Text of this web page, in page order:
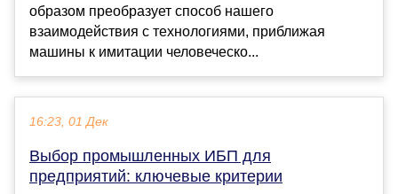
образом преобразует способ нашего
взаимодействия с технологиями, приближая
машины к имитации человеческо...
16:23, 01 Дек
Выбор промышленных ИБП для
предприятий: ключевые критерии